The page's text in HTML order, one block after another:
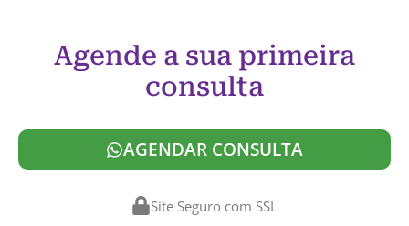
Agende a sua primeira
consulta
AGENDAR CONSULTA
Site Seguro com SSL